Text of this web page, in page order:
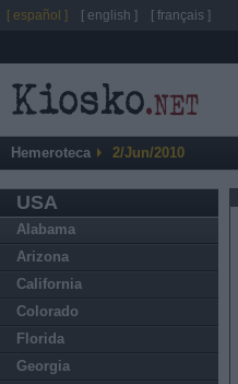
Hemeroteca 2/Jun/2010
USA
Alabama
Arizona
California
Colorado
Florida
Georgia
[ español ] [ english ] [ français ]